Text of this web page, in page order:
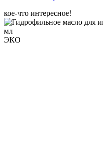
кое-что интересное!
ЭКО